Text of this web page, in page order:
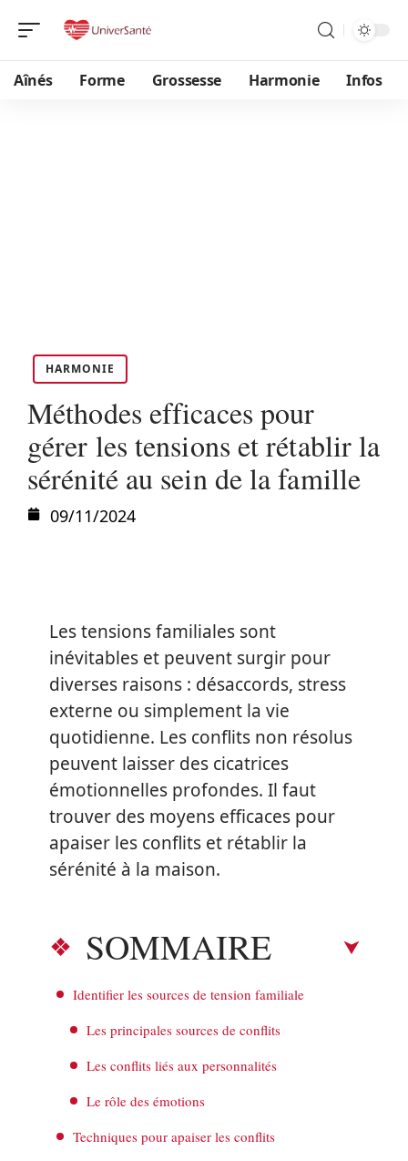
Aînés Forme Grossesse Harmonie Infos
HARMONIE
Méthodes efficaces pour
gérer les tensions et rétablir la
sérénité au sein de la famille
09/11/2024
Les tensions familiales sont
inévitables et peuvent surgir pour
diverses raisons : désaccords, stress
externe ou simplement la vie
quotidienne. Les conflits non résolus
peuvent laisser des cicatrices
émotionnelles profondes. Il faut
trouver des moyens efficaces pour
apaiser les conflits et rétablir la
sérénité à la maison.
SOMMAIRE
Identifier les sources de tension familiale
Les principales sources de conflits
Les conflits liés aux personnalités
Le rôle des émotions
Techniques pour apaiser les conflits